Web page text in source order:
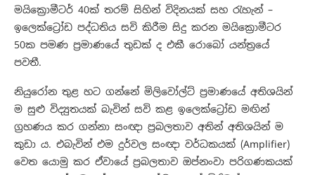
මයික්‍රොමීටර් 40ක් තරම් සිහින් විදිනයක් සහ රැහැන් –
ඉලෙක්ට්‍රෝඩ පද්ධතිය සවි කිරීම සිදු කරන මයික්‍රොමීටර
50ක පමණ ප්‍රමාණයේ තුඩක් ද එකී රොබෝ යන්ත්‍රයේ
පවතී.
නියුරෝන තුළ හට ගන්නේ මිලිවෝල්ට් ප්‍රමාණයේ අතිශයින්
ම සුළු විද්‍යුතයක් බැවින් සවි කළ ඉලෙක්ට්‍රෝඩ මඟින්
ග්‍රහණය කර ගන්නා සංඥා ප්‍රබලතාව අතින් අතිශයින් ම
කුඩා ය. එබැවින් එම දුර්වල සංඥා වර්ධකයක් (Amplifier)
වෙත යොමු කර ඒවායේ ප්‍රබලතාව ඔප්නංවා පරිගණකයක්